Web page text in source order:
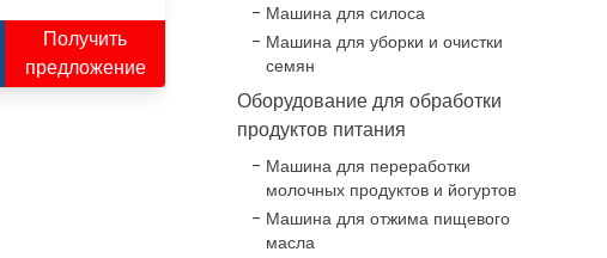
Машина для силоса
Машина для уборки и очистки
семян
Оборудование для обработки
продуктов питания
Машина для переработки
молочных продуктов и йогуртов
Машина для отжима пищевого
масла
Получить
предложение